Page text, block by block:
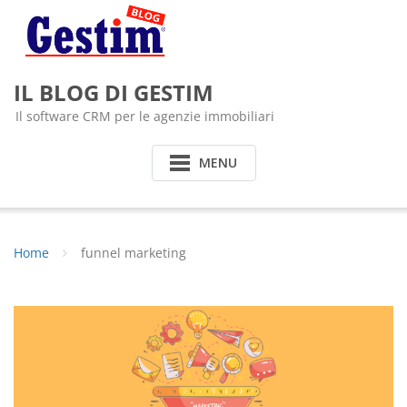
content
IL BLOG DI GESTIM
Il software CRM per le agenzie immobiliari
MENU
Home funnel marketing